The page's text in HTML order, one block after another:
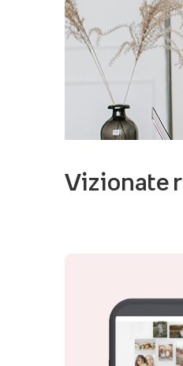
Vizionate